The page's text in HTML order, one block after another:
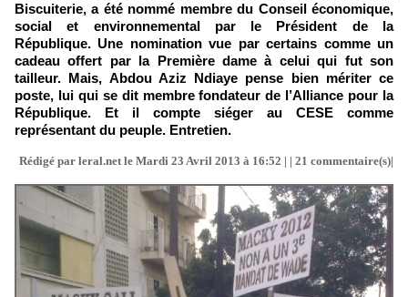
Biscuiterie, a été nommé membre du Conseil économique,
social et environnemental par le Président de la
République. Une nomination vue par certains comme un
cadeau offert par la Première dame à celui qui fut son
tailleur. Mais, Abdou Aziz Ndiaye pense bien mériter ce
poste, lui qui se dit membre fondateur de l’Alliance pour la
République. Et il compte siéger au CESE comme
représentant du peuple. Entretien.
Rédigé par leral.net le Mardi 23 Avril 2013 à 16:52 | | 21 commentaire(s)|